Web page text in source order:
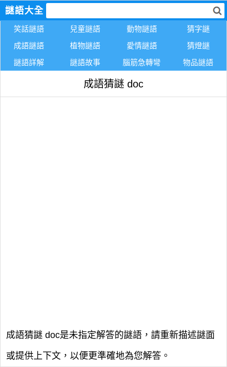
謎語大全
笑話謎語 兒童謎語 動物謎語
猜字謎
成語謎語
植物謎語 愛情謎語
猜燈謎
謎語詳解
謎語故事 腦筋急轉彎 物品謎語
成語猜謎 doc
成語猜謎 doc是未指定解答的謎語，請重新描述謎面
或提供上下文，以便更準確地為您解答。